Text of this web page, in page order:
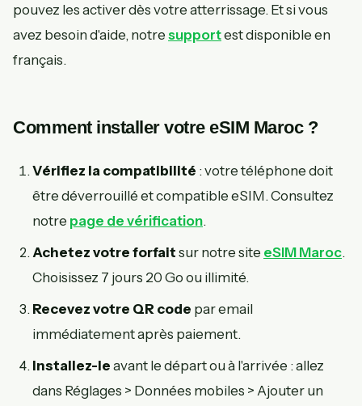
pouvez les activer dès votre atterrissage. Et si vous
avez besoin d'aide, notre supportest disponible en
français.
Comment installer votre eSIM Maroc ?
Vérifiez la compatibilité : votre téléphone doit
être déverrouillé et compatible eSIM. Consultez
notre page de vérification.
Achetez votre forfait sur notre site eSIM Maroc.
Choisissez 7 jours 20 Go ou illimité.
Recevez votre QR code par email
immédiatement après paiement.
Installez-le avant le départ ou à l'arrivée : allez
dans Réglages > Données mobiles > Ajouter un